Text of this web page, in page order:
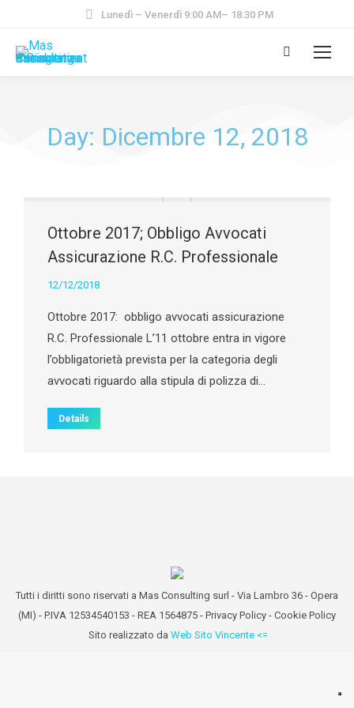
Lunedì – Venerdì 9:00 AM– 18:30 PM
Day: Dicembre 12, 2018
Ottobre 2017; Obbligo Avvocati
Assicurazione R.C. Professionale
12/12/2018
Ottobre 2017: obbligo avvocati assicurazione
R.C. Professionale L’11 ottobre entra in vigore
l’obbligatorietà prevista per la categoria degli
avvocati riguardo alla stipula di polizza di…
Details
Tutti i diritti sono riservati a Mas Consulting surl - Via Lambro 36 - Opera
(MI) - P.IVA 12534540153 - REA 1564875 - Privacy Policy - Cookie Policy
Sito realizzato da Web Sito Vincente <=